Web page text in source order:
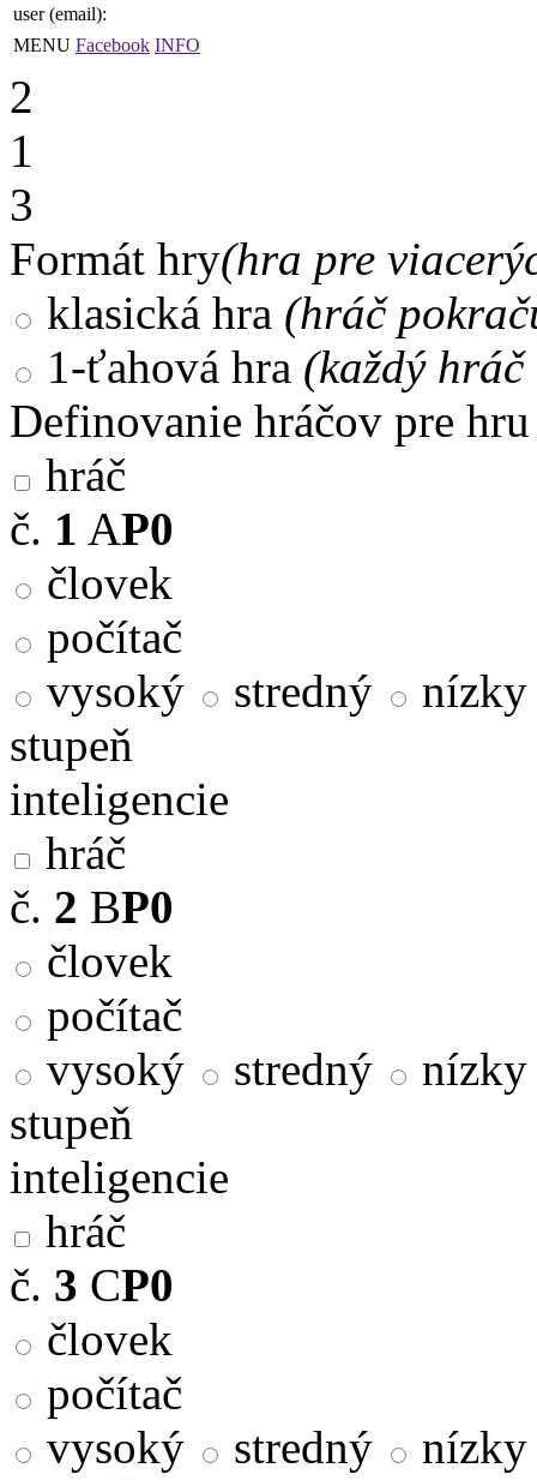
user (email):
MENU Facebook INFO
2
1
3
Formát hry(hra pre
klasická hra (hráč
1-ťahová hra (každý
Definovanie hráčov pre hru
hráč
č. 1 AP0
človek
počítač
vysoký
stredný
nízky
stupeň
inteligencie
hráč
č. 2 BP0
človek
počítač
vysoký
stredný
nízky
stupeň
inteligencie
hráč
č. 3 CP0
človek
počítač
vysoký
stredný
nízky